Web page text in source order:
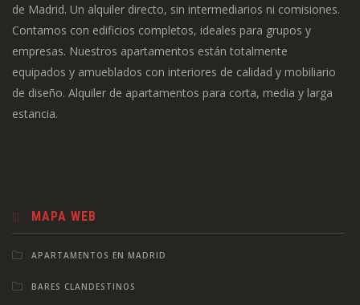
de Madrid. Un alquiler directo, sin intermediarios ni comisiones.
Contamos con edificios completos, ideales para grupos y
empresas. Nuestros apartamentos están totalmente
equipados y amueblados con interiores de calidad y mobiliario
de diseño. Alquiler de apartamentos para corta, media y larga
estancia.
MAPA WEB
APARTAMENTOS EN MADRID
BARES CLANDESTINOS